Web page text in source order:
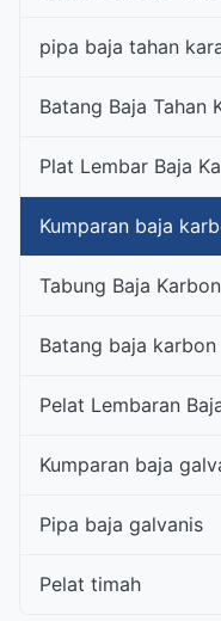
pipa baja tahan
Batang Baja Tahan
Plat Lembar Baja
Kumparan baja
Tabung Baja Karbon
Batang baja karbon
Pelat Lembaran
Kumparan baja
Pipa baja galvanis
Pelat timah